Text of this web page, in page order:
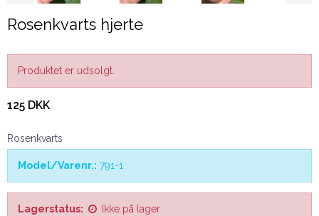
Rosenkvarts hjerte
Produktet er udsolgt.
125 DKK
Rosenkvarts
Model/Varenr.: 791-1
Lagerstatus: Ikke på lager